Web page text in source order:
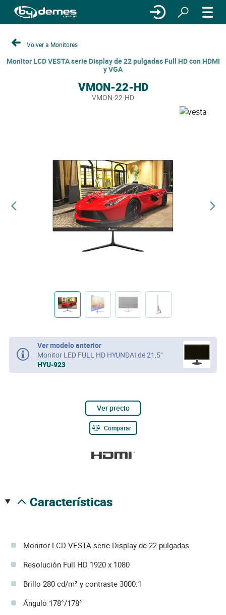
Volver a Monitores
Monitor LCD VESTA serie Display de 22 pulgadas Full HD con HDMI
y VGA
VMON-22-HD
VMON-22-HD
Ver modelo anterior
Monitor LED FULL HD HYUNDAI de 21,5"
HYU-923
Ver precio
Comparar
características
Monitor LCD VESTA serie Display de 22 pulgadas
Resolución Full HD 1920 x 1080
Brillo 280 cd/m² y contraste 3000:1
Ángulo 178°/178°